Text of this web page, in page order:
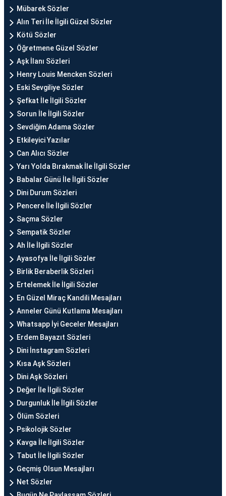
Mübarek Sözler
Alın Teri İle İlgili Güzel Sözler
Kötü Sözler
Öğretmene Güzel Sözler
Aşk İlanı Sözleri
Henry Louis Mencken Sözleri
Eski Sevgiliye Sözler
Şefkat İle İlgili Sözler
Sorun İle İlgili Sözler
Sevdiğim Adama Sözler
Etkileyici Yazılar
Can Alıcı Sözler
Yarı Yolda Bırakmak İle İlgili Sözler
Babalar Günü İle İlgili Sözler
Dini Durum Sözleri
Pencere İle İlgili Sözler
Saçma Sözler
Sempatik Sözler
Ah İle İlgili Sözler
Ayasofya İle İlgili Sözler
Birlik Beraberlik Sözleri
Ertelemek İle İlgili Sözler
En Güzel Miraç Kandili Mesajları
Anneler Günü Kutlama Mesajları
Whatsapp İyi Geceler Mesajları
Erdem Bayazıt Sözleri
Dini İnstagram Sözleri
Kısa Aşk Sözleri
Dini Aşk Sözleri
Değer İle İlgili Sözler
Durgunluk İle İlgili Sözler
Ölüm Sözleri
Psikolojik Sözler
Kavga İle İlgili Sözler
Tabut İle İlgili Sözler
Geçmiş Olsun Mesajları
Net Sözler